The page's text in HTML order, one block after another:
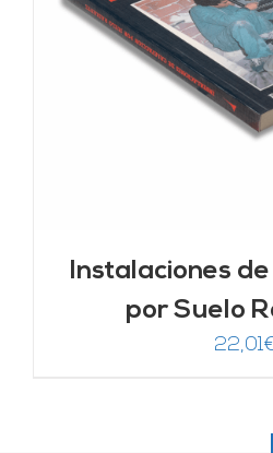
Instalaciones
por Suelo
22,01